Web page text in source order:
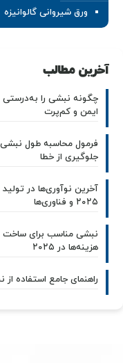
ورق شیروانی گالوانیزه
آخرین مطالب
چگونه نبشی را
ایمن و کم‌پرت
فرمول محاسبه طول نبشی
جلوگیری از خطا
آخرین نوآوری‌ها در
۲۰۲۵ و فناوری‌ها
نبشی مناسب برای ساخت
هزینه‌ها در ۲۰۲۵
راهنمای جامع استفاده